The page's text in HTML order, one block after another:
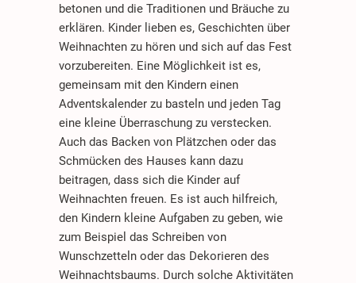
betonen und die Traditionen und Bräuche zu
erklären. Kinder lieben es, Geschichten über
Weihnachten zu hören und sich auf das Fest
vorzubereiten. Eine Möglichkeit ist es,
gemeinsam mit den Kindern einen
Adventskalender zu basteln und jeden Tag
eine kleine Überraschung zu verstecken.
Auch das Backen von Plätzchen oder das
Schmücken des Hauses kann dazu
beitragen, dass sich die Kinder auf
Weihnachten freuen. Es ist auch hilfreich,
den Kindern kleine Aufgaben zu geben, wie
zum Beispiel das Schreiben von
Wunschzetteln oder das Dekorieren des
Weihnachtsbaums. Durch solche Aktivitäten